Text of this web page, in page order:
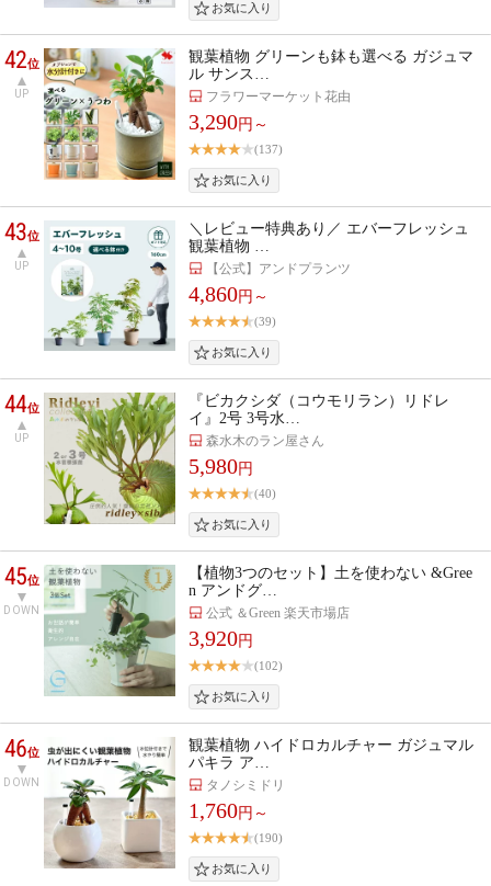
42位
UP
観葉植物 グリーンも鉢も選べる ガジュマ
ル サンス…
フラワーマーケット花由
3,290円～
(137)
43位
UP
＼レビュー特典あり／ エバーフレッシュ
観葉植物 …
【公式】アンドプランツ
4,860円～
(39)
44位
UP
『ビカクシダ（コウモリラン）リドレ
イ』2号 3号水…
森水木のラン屋さん
5,980円
(40)
45位
DOWN
【植物3つのセット】土を使わない &Gree
n アンドグ…
公式 ＆Green 楽天市場店
3,920円
(102)
46位
DOWN
観葉植物 ハイドロカルチャー ガジュマル
パキラ ア…
タノシミドリ
1,760円～
(190)